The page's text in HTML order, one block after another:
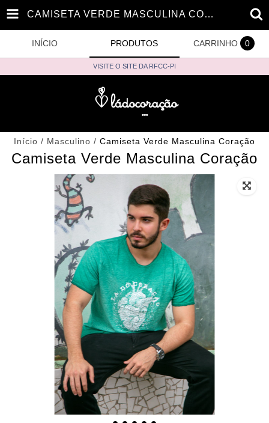
CAMISETA VERDE MASCULINA CORAÇÃO
INÍCIO PRODUTOS CARRINHO 0
VISITE O SITE DA RFCC-PI
Início / Masculino / Camiseta Verde Masculina Coração
Camiseta Verde Masculina Coração